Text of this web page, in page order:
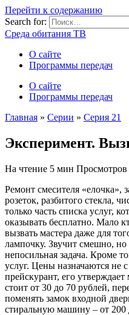
Перейти к содержанию
Search for:
Среда обитания ТВ
О сайте
Программы передач
О сайте
Программы передач
Главная » Серии » Серия 21
Эксперимент.
На чтение 5 мин Просмотров
Ремонт смесителя «елочка»,
розеток, разбитого стекла,
только часть списка услуг,
оказывать бесплатно. Мало
вызвать мастера даже для
лампочку. Звучит смешно,
непосильная задача. Кроме
услуг. Цены назначаются не
прейскурант, его
стоит от 30 до 70 рублей,
поменять замок входной
стиральную машину – от 200